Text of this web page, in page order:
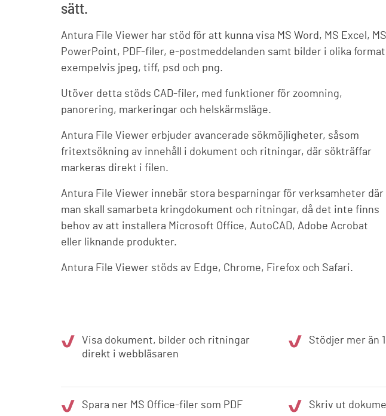
sätt.
Antura File Viewer har stöd för att kunna visa MS Word, MS Excel, MS
PowerPoint, PDF-filer, e-postmeddelanden samt bilder i olika
exempelvis jpeg, tiff, psd och png.
Utöver detta stöds CAD-filer, med funktioner för zoomning,
panorering, markeringar och helskärmsläge.
Antura File Viewer erbjuder avancerade sökmöjligheter, såsom
fritextsökning av innehåll i dokument och ritningar, där sökträffar
markeras direkt i filen.
Antura File Viewer innebär stora besparningar för verksamheter där
man skall samarbeta kringdokument och ritningar, då det inte finns
behov av att installera Microsoft Office, AutoCAD, Adobe Acrobat
eller liknande produkter.
Antura File Viewer stöds av Edge, Chrome, Firefox och Safari.
Visa dokument, bilder och ritningar
direkt i webbläsaren
Stödjer mer än
Spara ner MS Office-filer som PDF Skriv ut